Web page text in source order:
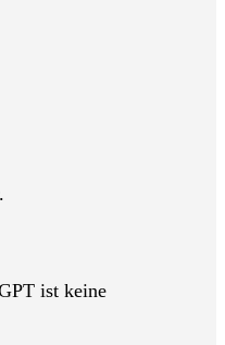
ist keine